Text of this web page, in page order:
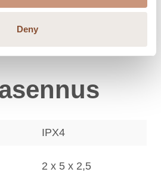
Deny
IPX4
2 x 5 x 2,5